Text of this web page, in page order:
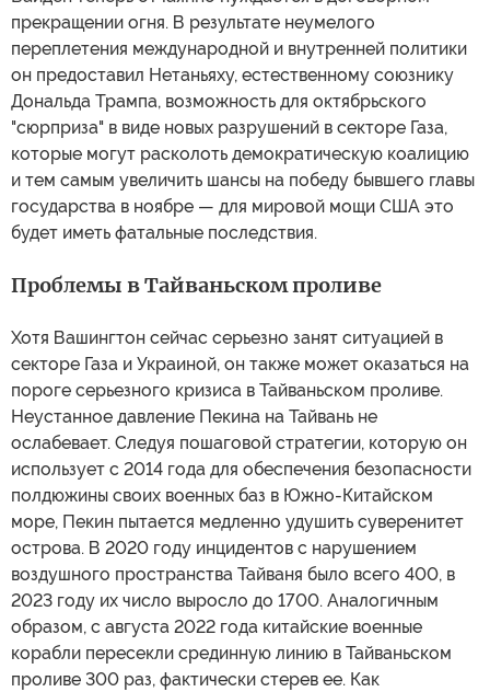
прекращении огня. В результате неумелого
переплетения международной и внутренней политики
он предоставил Нетаньяху, естественному союзнику
Дональда Трампа, возможность для октябрьского
"сюрприза" в виде новых разрушений в секторе Газа,
которые могут расколоть демократическую коалицию
и тем самым увеличить шансы на победу бывшего главы
государства в ноябре — для мировой мощи США это
будет иметь фатальные последствия.
Проблемы в Тайваньском проливе
Хотя Вашингтон сейчас серьезно занят ситуацией в
секторе Газа и Украиной, он также может оказаться на
пороге серьезного кризиса в Тайваньском проливе.
Неустанное давление Пекина на Тайвань не
ослабевает. Следуя пошаговой стратегии, которую он
использует с 2014 года для обеспечения безопасности
полдюжины своих военных баз в Южно-Китайском
море, Пекин пытается медленно удушить суверенитет
острова. В 2020 году инцидентов с нарушением
воздушного пространства Тайваня было всего 400, в
2023 году их число выросло до 1700. Аналогичным
образом, с августа 2022 года китайские военные
корабли пересекли срединную линию в Тайваньском
проливе 300 раз, фактически стерев ее. Как